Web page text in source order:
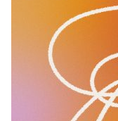
Dato en Pauta
Contenido